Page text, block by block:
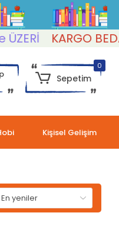
KARGO
0
Sepetim
Kişisel Gelişim